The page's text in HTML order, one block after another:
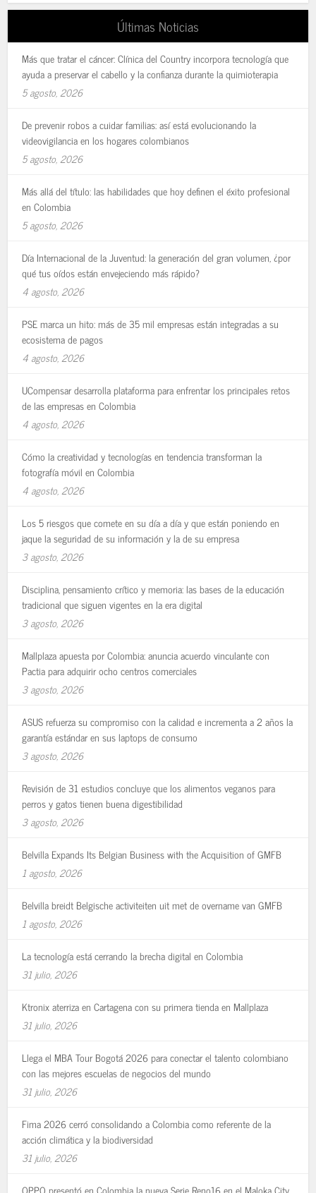
Últimas Noticias
Más que tratar el cáncer: Clínica del Country incorpora tecnología que
ayuda a preservar el cabello y la confianza durante la quimioterapia
5 agosto, 2026
De prevenir robos a cuidar familias: así está evolucionando la
videovigilancia en los hogares colombianos
5 agosto, 2026
Más allá del título: las habilidades que hoy definen el éxito profesional
en Colombia
5 agosto, 2026
Día Internacional de la Juventud: la generación del gran volumen, ¿por
qué tus oídos están envejeciendo más rápido?
4 agosto, 2026
PSE marca un hito: más de 35 mil empresas están integradas a su
ecosistema de pagos
4 agosto, 2026
UCompensar desarrolla plataforma para enfrentar los principales retos
de las empresas en Colombia
4 agosto, 2026
Cómo la creatividad y tecnologías en tendencia transforman la
fotografía móvil en Colombia
4 agosto, 2026
Los 5 riesgos que comete en su día a día y que están poniendo en
jaque la seguridad de su información y la de su empresa
3 agosto, 2026
Disciplina, pensamiento crítico y memoria: las bases de la educación
tradicional que siguen vigentes en la era digital
3 agosto, 2026
Mallplaza apuesta por Colombia: anuncia acuerdo vinculante con
Pactia para adquirir ocho centros comerciales
3 agosto, 2026
ASUS refuerza su compromiso con la calidad e incrementa a 2 años la
garantía estándar en sus laptops de consumo
3 agosto, 2026
Revisión de 31 estudios concluye que los alimentos veganos para
perros y gatos tienen buena digestibilidad
3 agosto, 2026
Belvilla Expands Its Belgian Business with the Acquisition of GMFB
1 agosto, 2026
Belvilla breidt Belgische activiteiten uit met de overname van GMFB
1 agosto, 2026
La tecnología está cerrando la brecha digital en Colombia
31 julio, 2026
Ktronix aterriza en Cartagena con su primera tienda en Mallplaza
31 julio, 2026
Llega el MBA Tour Bogotá 2026 para conectar el talento colombiano
con las mejores escuelas de negocios del mundo
31 julio, 2026
Fima 2026 cerró consolidando a Colombia como referente de la
acción climática y la biodiversidad
31 julio, 2026